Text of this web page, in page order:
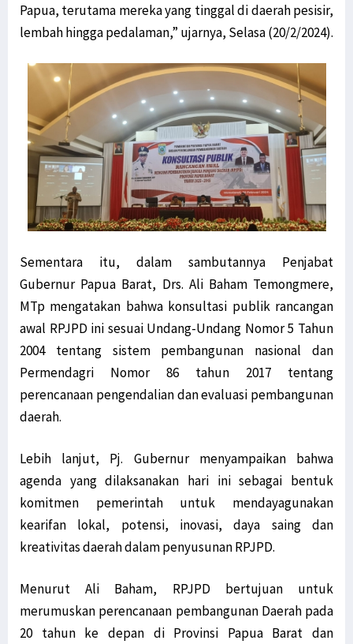
Papua, terutama mereka yang tinggal di daerah pesisir,
lembah hingga pedalaman,” ujarnya, Selasa (20/2/2024).
Sementara itu, dalam sambutannya Penjabat
Gubernur Papua Barat, Drs. Ali Baham Temongmere,
MTp mengatakan bahwa konsultasi publik rancangan
awal RPJPD ini sesuai Undang-Undang Nomor 5 Tahun
2004 tentang sistem pembangunan nasional dan
Permendagri Nomor 86 tahun 2017 tentang
perencanaan pengendalian dan evaluasi pembangunan
daerah.
Lebih lanjut, Pj. Gubernur menyampaikan bahwa
agenda yang dilaksanakan hari ini sebagai bentuk
komitmen pemerintah untuk mendayagunakan
kearifan lokal, potensi, inovasi, daya saing dan
kreativitas daerah dalam penyusunan RPJPD.
Menurut Ali Baham, RPJPD bertujuan untuk
merumuskan perencanaan pembangunan Daerah pada
20 tahun ke depan di Provinsi Papua Barat dan